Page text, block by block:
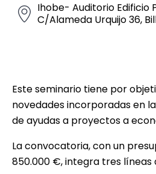
Ihobe- Auditorio Edificio
C/Alameda Urquijo 36,
Este seminario tiene por
novedades incorporadas en
de ayudas a proyectos a
La convocatoria, con un
850.000 €, integra tres líneas